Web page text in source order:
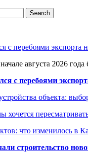
с перебоями экспорта
августа 2026
с перебоями
объекта:
что изменилось в
строительство